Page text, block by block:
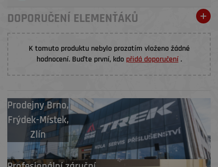
DOPORUČENÍ ELEMENŤÁKŮ
K tomuto produktu nebylo prozatím vloženo žádné
hodnocení. Buďte první, kdo přidá doporučení.
ProdejnyBrno,
Frýdek-Místek,
Zlín